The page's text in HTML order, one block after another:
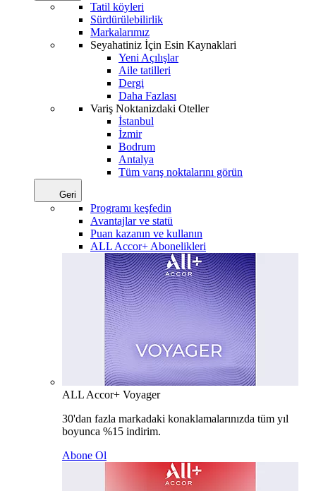
Tatil köyleri
Sürdürülebilirlik
Markalarımız
Seyahatiniz İçin Esin Kaynaklari
Yeni Açılışlar
Aile tatilleri
Dergi
Daha Fazlası
Variş Noktanizdaki Oteller
İstanbul
İzmir
Bodrum
Antalya
Tüm varış noktalarını görün
Geri
Programı keşfedin
Avantajlar ve statü
Puan kazanın ve kullanın
ALL Accor+ Abonelikleri
ALL Accor+ Voyager
30'dan fazla markadaki konaklamalarınızda tüm yıl
boyunca %15 indirim.
Abone Ol